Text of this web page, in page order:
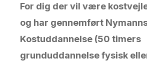
For dig der vil være
og har gennemført
Kostuddannelse (50 timers
grunduddannelse fysisk